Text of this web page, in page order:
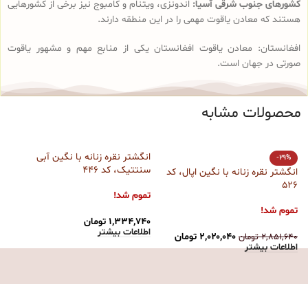
کشورهای جنوب شرقی آسیا: اندونزی، ویتنام و کامبوج نیز برخی از کشورهایی
هستند که معادن یاقوت مهمی را در این منطقه دارند.
افغانستان: معادن یاقوت افغانستان یکی از منابع مهم و مشهور یاقوت
صورتی در جهان است.
محصولات مشابه
-29%
انگشتر نقره زنانه با نگین اپال، کد
526
تموم شد!
۲,۸۵۱,۶۴۰ تومان ۲,۰۲۰,۰۴۰ تومان
اطلاعات بیشتر
انگشتر نقره زنانه با نگین آبی
سنتتیک، کد 446
تموم شد!
۱,۳۳۴,۷۴۰ تومان
اطلاعات بیشتر